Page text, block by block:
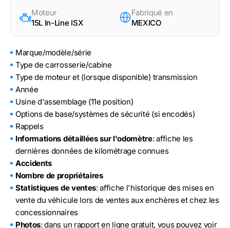
Moteur
15L In-Line ISX
Fabriqué en
MEXICO
Marque/modèle/série
Type de carrosserie/cabine
Type de moteur et (lorsque disponible) transmission
Année
Usine d'assemblage (11e position)
Options de base/systèmes de sécurité (si encodés)
Rappels
Informations détaillées sur l'odomètre: affiche les
dernières données de kilométrage connues
Accidents
Nombre de propriétaires
Statistiques de ventes: affiche l'historique des mises en
vente du véhicule lors de ventes aux enchères et chez les
concessionnaires
Photos: dans un rapport en ligne gratuit, vous pouvez voir